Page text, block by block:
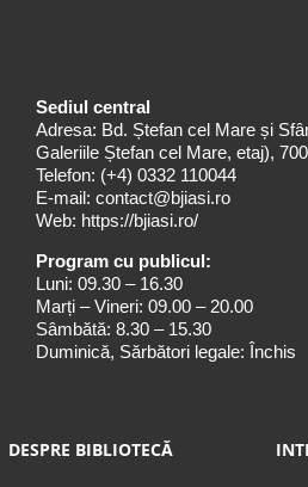
Sediul central
Adresa: Bd. Ștefan cel Mare și
Galeriile Ștefan cel Mare, etaj),
Telefon: (+4) 0332 110044
E-mail: contact@bjiasi.ro
Web: https://bjiasi.ro/
Program cu publicul:
Luni: 09.30 – 16.30
Marți – Vineri: 09.00 – 20.00
Sâmbătă: 8.30 – 15.30
Duminică, Sărbători legale: Închis
DESPRE BIBLIOTECĂ